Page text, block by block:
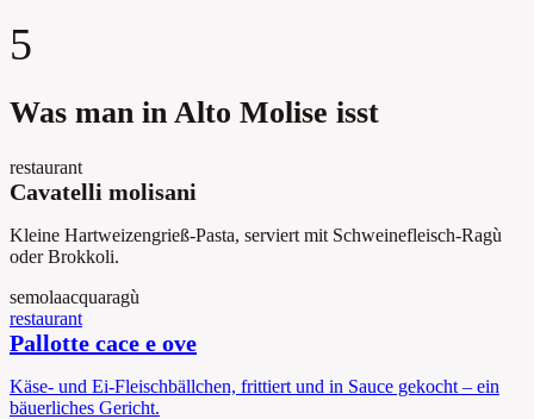
5
Was man in Alto Molise isst
restaurant
Cavatelli molisani
Kleine Hartweizengrieß-Pasta, serviert mit Schweinefleisch-Ragù
oder Brokkoli.
semolaacquaragù
restaurant
Pallotte cace e ove
Käse- und Ei-Fleischbällchen, frittiert und in Sauce gekocht – ein
bäuerliches Gericht.